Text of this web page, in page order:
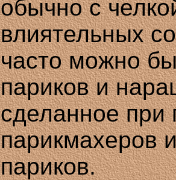
обычно с
влиятельных
часто можно
париков и
сделанное
парикмахеров
париков.